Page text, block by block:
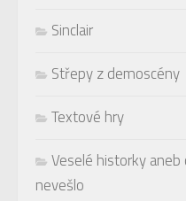
Sinclair
Střepy z demoscény
Textové hry
Veselé historky aneb
nevešlo